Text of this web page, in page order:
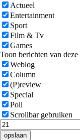
Actueel
Entertainment
Sport
Film & Tv
Games
Toon berichten van deze
Weblog
Column
(P)review
Special
Poll
Scrollbar gebruiken
opslaan